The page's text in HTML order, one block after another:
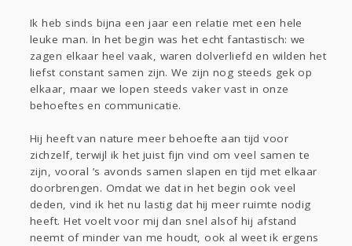
Ik heb sinds bijna een jaar een relatie met een hele
leuke man. In het begin was het echt fantastisch: we
zagen elkaar heel vaak, waren dolverliefd en wilden het
liefst constant samen zijn. We zijn nog steeds gek op
elkaar, maar we lopen steeds vaker vast in onze
behoeftes en communicatie.
Hij heeft van nature meer behoefte aan tijd voor
zichzelf, terwijl ik het juist fijn vind om veel samen te
zijn, vooral ’s avonds samen slapen en tijd met elkaar
doorbrengen. Omdat we dat in het begin ook veel
deden, vind ik het nu lastig dat hij meer ruimte nodig
heeft. Het voelt voor mij dan snel alsof hij afstand
neemt of minder van me houdt, ook al weet ik ergens